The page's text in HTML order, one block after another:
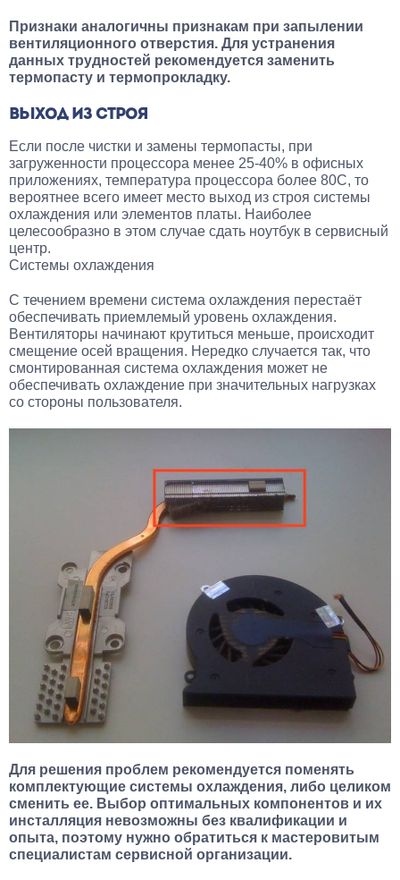
Признаки аналогичны признакам при запылении
вентиляционного отверстия. Для устранения
данных трудностей рекомендуется заменить
термопасту и термопрокладку.
ВЫХОД ИЗ СТРОЯ
Если после чистки и замены термопасты, при
загруженности процессора менее 25-40% в офисных
приложениях, температура процессора более 80С, то
вероятнее всего имеет место выход из строя системы
охлаждения или элементов платы. Наиболее
целесообразно в этом случае сдать ноутбук в сервисный
центр.
Системы охлаждения
С течением времени система охлаждения перестаёт
обеспечивать приемлемый уровень охлаждения.
Вентиляторы начинают крутиться меньше, происходит
смещение осей вращения. Нередко случается так, что
смонтированная система охлаждения может не
обеспечивать охлаждение при значительных нагрузках
со стороны пользователя.
Для решения проблем рекомендуется поменять
комплектующие системы охлаждения, либо целиком
сменить ее. Выбор оптимальных компонентов и их
инсталляция невозможны без квалификации и
опыта, поэтому нужно обратиться к мастеровитым
специалистам сервисной организации.